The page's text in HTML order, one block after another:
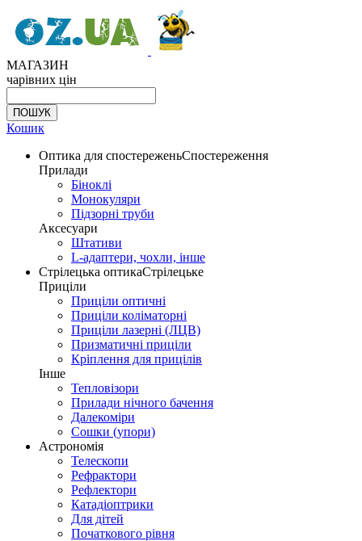
МАГАЗИН
чарівних цін
Кошик
Оптика для спостереженьСпостереження
Прилади
Біноклі
Монокуляри
Підзорні труби
Аксесуари
Штативи
L-адаптери, чохли, інше
Стрілецька оптикаСтрілецьке
Приціли
Приціли оптичні
Приціли коліматорні
Приціли лазерні (ЛЦВ)
Призматичні приціли
Кріплення для прицілів
Інше
Тепловізори
Прилади нічного бачення
Далекоміри
Сошки (упори)
Астрономія
Телескопи
Рефрактори
Рефлектори
Катадіоптрики
Для дітей
Початкового рівня